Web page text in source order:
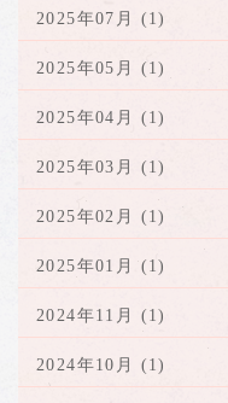
2025年07月 (1)
2025年05月 (1)
2025年04月 (1)
2025年03月 (1)
2025年02月 (1)
2025年01月 (1)
2024年11月 (1)
2024年10月 (1)